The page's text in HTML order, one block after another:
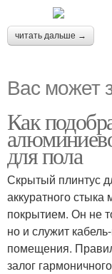
читать дальше →
Вас может
Как
для пола
Скрытый плинтус
аккуратного
покрытием. Он не
но и служит
помещения.
залог